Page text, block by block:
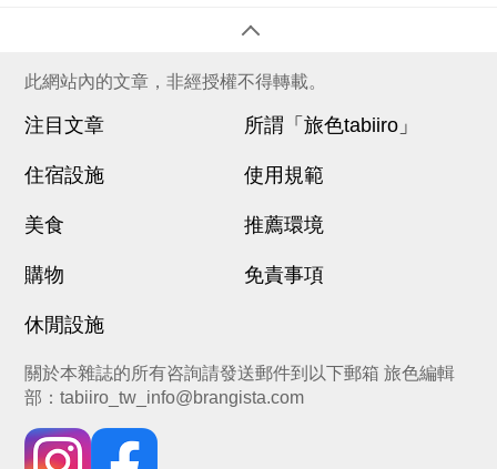
此網站內的文章，非經授權不得轉載。
注目文章
住宿設施
美食
購物
休閒設施
所謂「旅色tabiiro」
使用規範
推薦環境
免責事項
關於本雜誌的所有咨詢請發送郵件到以下郵箱 旅色編輯
部：tabiiro_tw_info@brangista.com